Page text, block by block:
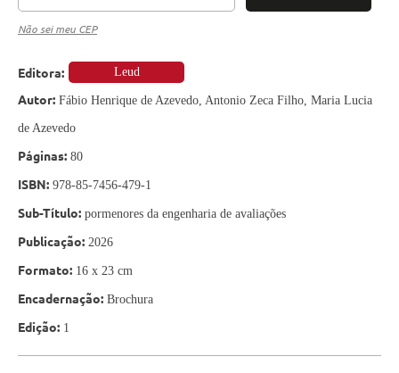
Editora: Leud
Autor: Fábio Henrique de Azevedo, Antonio Zeca Filho, Maria Lucia
de Azevedo
Páginas: 80
ISBN: 978-85-7456-479-1
Sub-Título: pormenores da engenharia de avaliações
Publicação: 2026
Formato: 16 x 23 cm
Encadernação: Brochura
Edição: 1
Não sei meu CEP